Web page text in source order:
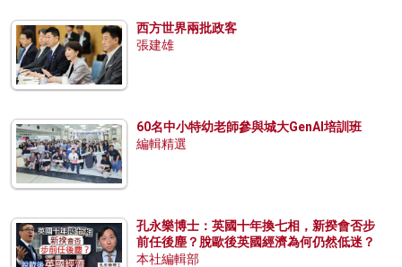
西方世界兩批政客
張建雄
60名中小特幼老師參與城大GenAI培訓班
編輯精選
孔永樂博士：英國十年換七相，新揆會否步
前任後塵？脫歐後英國經濟為何仍然低迷？
本社編輯部